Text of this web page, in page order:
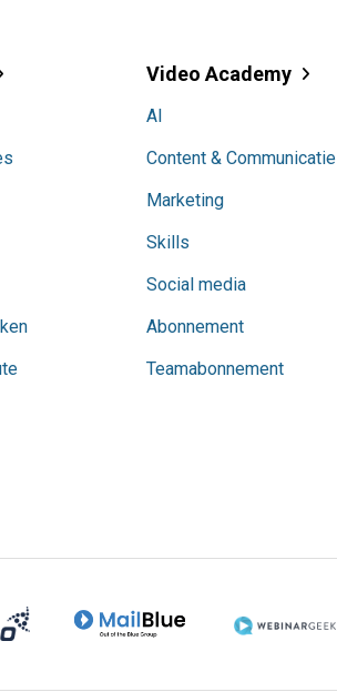
Video Academy
AI
Content & Communicatie
Marketing
Skills
Social media
Abonnement
Teamabonnement